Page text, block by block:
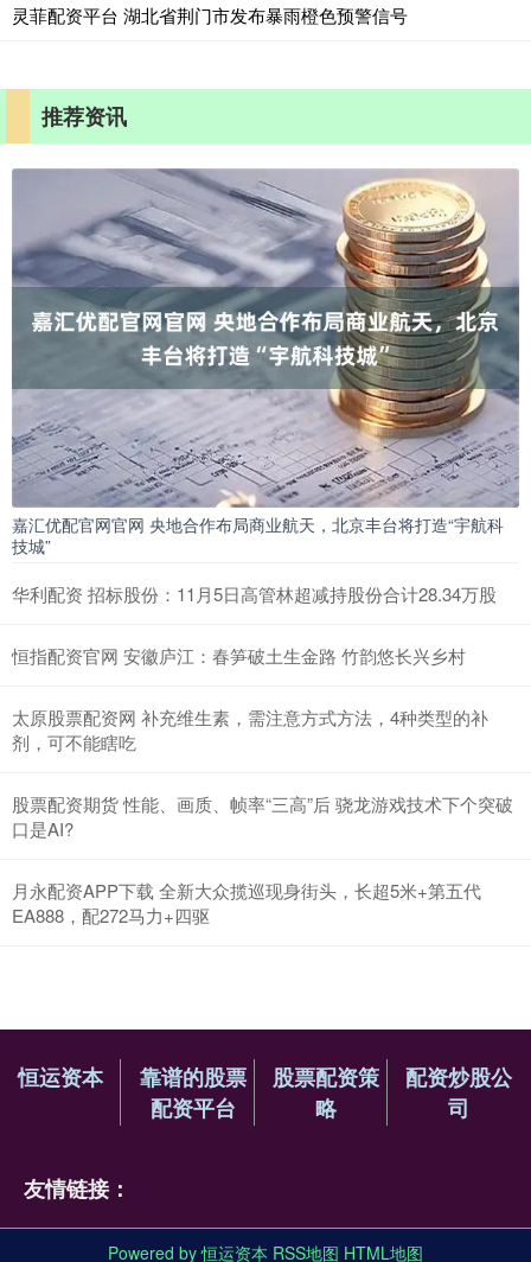
灵菲配资平台 湖北省荆门市发布暴雨橙色预警信号
推荐资讯
嘉汇优配官网官网 央地合作布局商业航天，北京丰台将打造“宇航科
技城”
华利配资 招标股份：11月5日高管林超减持股份合计28.34万股
恒指配资官网 安徽庐江：春笋破土生金路 竹韵悠长兴乡村
太原股票配资网 补充维生素，需注意方式方法，4种类型的补
剂，可不能瞎吃
股票配资期货 性能、画质、帧率“三高”后 骁龙游戏技术下个突破
口是AI?
月永配资APP下载 全新大众揽巡现身街头，长超5米+第五代
EA888，配272马力+四驱
恒运资本
靠谱的股票
配资平台
股票配资策
略
配资炒股公
司
友情链接：
Powered by恒运资本 RSS地图 HTML地图